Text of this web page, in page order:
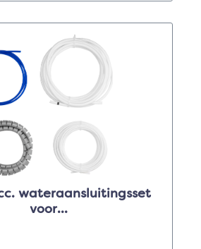
wateraansluitingsset
voor